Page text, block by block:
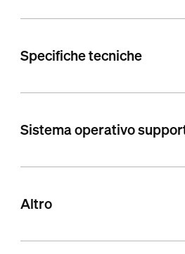
Specifiche tecniche
Sistema operativo
Altro